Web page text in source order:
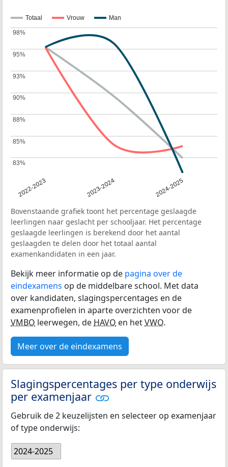
Totaal Vrouw Man
2022-2023 2023-2024 2024-2025
83%
83%
85%
85%
88%
88%
90%
90%
93%
93%
95%
95%
98%
98%
Bovenstaande grafiek toont het percentage geslaagde
leerlingen naar geslacht per schooljaar. Het percentage
geslaagde leerlingen is berekend door het aantal
geslaagden te delen door het totaal aantal
examenkandidaten in een jaar.
Bekijk meer informatie op de pagina over de
eindexamens op de middelbare school. Met data
over kandidaten, slagingspercentages en de
examenprofielen in aparte overzichten voor de
VMBO leerwegen, de HAVO en hetVWO.
Meer over de eindexamens
Slagingspercentages per type onderwijs
per examenjaar
Gebruik de 2 keuzelijsten en selecteer op examenjaar
of type onderwijs:
2024-2025